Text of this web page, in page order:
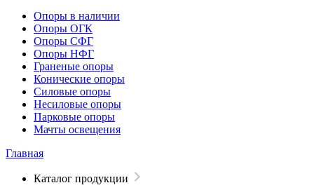
Опоры в наличии
Опоры ОГК
Опоры СФГ
Опоры НФГ
Граненые опоры
Конические опоры
Силовые опоры
Несиловые опоры
Парковые опоры
Мачты освещения
Главная
Каталог продукции